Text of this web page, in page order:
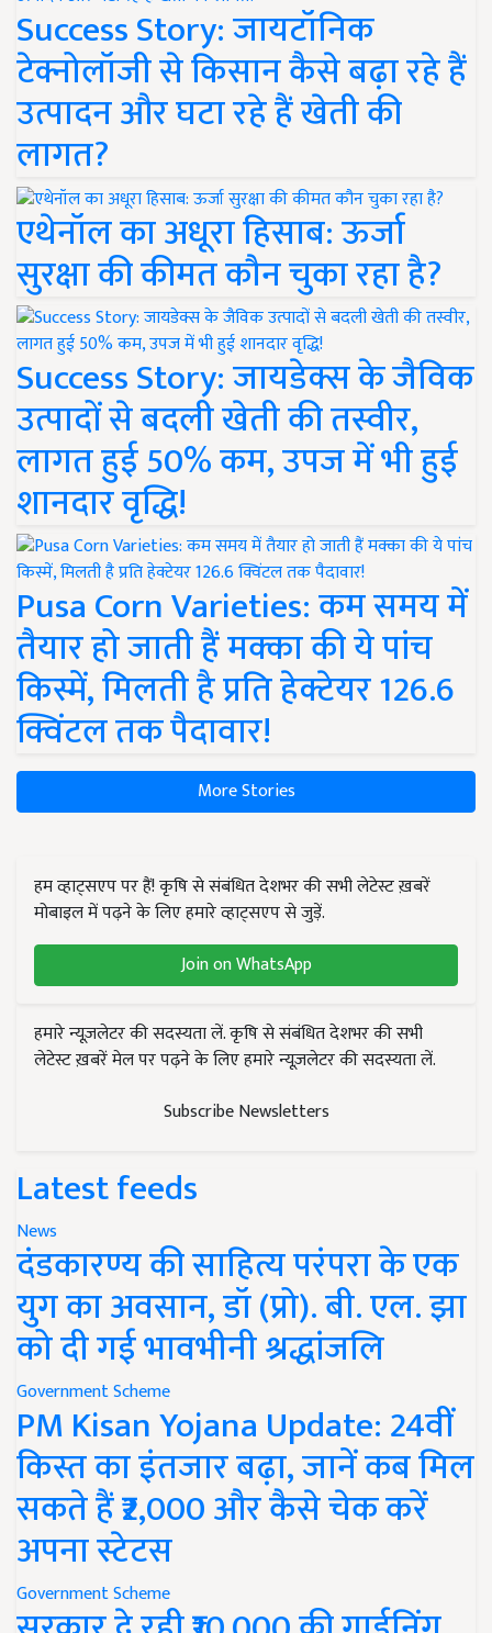
Success Story: जायटॉनिक
टेक्नोलॉजी से किसान कैसे बढ़ा रहे हैं
उत्पादन और घटा रहे हैं खेती की
लागत?
एथेनॉल का अधूरा हिसाब: ऊर्जा
सुरक्षा की कीमत कौन चुका रहा है?
Success Story: जायडेक्स के जैविक
उत्पादों से बदली खेती की तस्वीर,
लागत हुई 50% कम, उपज में भी हुई
शानदार वृद्धि!
Pusa Corn Varieties: कम समय में
तैयार हो जाती हैं मक्का की ये पांच
किस्में, मिलती है प्रति हेक्टेयर 126.6
क्विंटल तक पैदावार!
More Stories
हम व्हाट्सएप पर हैं! कृषि से संबंधित देशभर की सभी लेटेस्ट ख़बरें
मोबाइल में पढ़ने के लिए हमारे व्हाट्सएप से जुड़ें.
Join on WhatsApp
हमारे न्यूज़लेटर की सदस्यता लें. कृषि से संबंधित देशभर की सभी
लेटेस्ट ख़बरें मेल पर पढ़ने के लिए हमारे न्यूज़लेटर की सदस्यता लें.
Subscribe Newsletters
Latest feeds
News
दंडकारण्य की साहित्य परंपरा के एक
युग का अवसान, डॉ (प्रो). बी. एल. झा
को दी गई भावभीनी श्रद्धांजलि
Government Scheme
PM Kisan Yojana Update: 24वीं
किस्त का इंतजार बढ़ा, जानें कब मिल
सकते हैं ₹2,000 और कैसे चेक करें
अपना स्टेटस
Government Scheme